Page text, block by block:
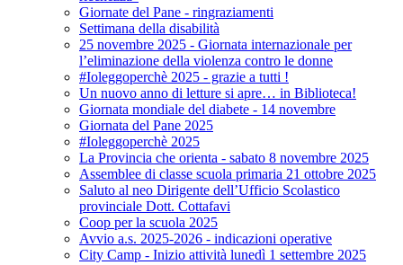
Giornate del Pane - ringraziamenti
Settimana della disabilità
25 novembre 2025 - Giornata internazionale per
l’eliminazione della violenza contro le donne
#Ioleggoperchè 2025 - grazie a tutti !
Un nuovo anno di letture si apre… in Biblioteca!
Giornata mondiale del diabete - 14 novembre
Giornata del Pane 2025
#Ioleggoperchè 2025
La Provincia che orienta - sabato 8 novembre 2025
Assemblee di classe scuola primaria 21 ottobre 2025
Saluto al neo Dirigente dell’Ufficio Scolastico
provinciale Dott. Cottafavi
Coop per la scuola 2025
Avvio a.s. 2025-2026 - indicazioni operative
City Camp - Inizio attività lunedì 1 settembre 2025